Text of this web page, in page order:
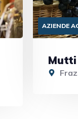
AZIENDE
Mutti